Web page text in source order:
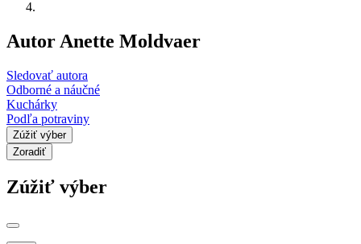
Autor Anette Moldvaer
Sledovať autora
Odborné a náučné
Kuchárky
Podľa potraviny
Zúžiť výber
Zoradiť
Zúžiť výber